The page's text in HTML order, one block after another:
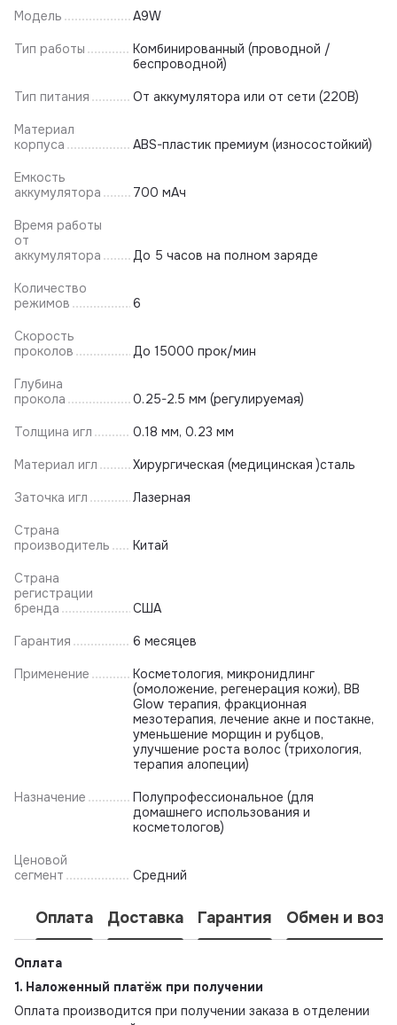
Модель A9W
Тип работы
Комбинированный (проводной /
беспроводной)
Тип питания От аккумулятора или от сети (220В)
Материал
корпуса
ABS-пластик премиум (износостойкий)
Емкость
аккумулятора
700 мАч
Время работы
от
аккумулятора
До 5 часов на полном заряде
Количество
режимов
6
Скорость
проколов
До 15000 прок/мин
Глубина
прокола
0.25-2.5 мм (регулируемая)
Толщина игл 0.18 мм, 0.23 мм
Материал игл Хирургическая (медицинская )сталь
Заточка игл Лазерная
Страна
производитель
Китай
Страна
регистрации
бренда
США
Гарантия 6 месяцев
Применение
Косметология, микронидлинг
(омоложение, регенерация кожи), BB
Glow терапия, фракционная
мезотерапия, лечение акне и постакне,
уменьшение морщин и рубцов,
улучшение роста волос (трихология,
терапия алопеции)
Назначение
Полупрофессиональное (для
домашнего использования и
косметологов)
Ценовой
сегмент
Средний
Оплата Доставка Гарантия Обмен и
Оплата
1. Наложенный платёж при получении
Оплата производится при получении заказа в отделении